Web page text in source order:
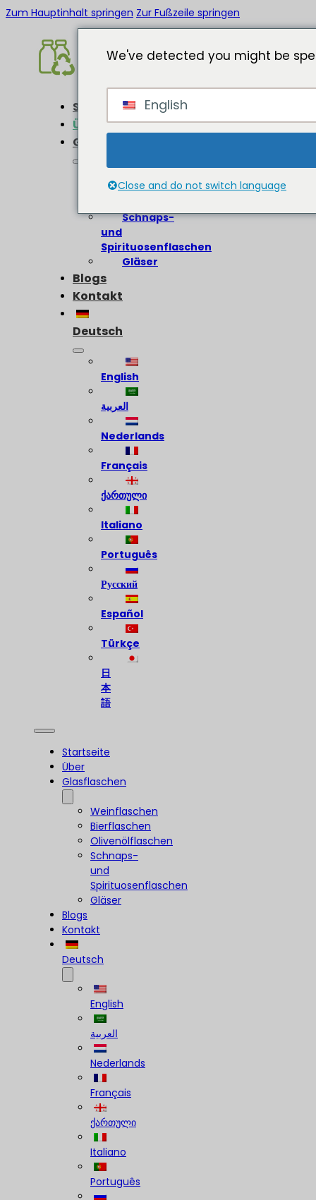
Zum Hauptinhalt springen Zur Fußzeile springen
Startseite
Über
Glasflaschen
Bierflaschen
Schnaps-
und
Spirituosenflaschen
Gläser
Blogs
Kontakt
Deutsch
English
العربية
Nederlands
Français
ქართული
Italiano
Português
Русский
Español
Türkçe
日
本
語
Startseite
Über
Glasflaschen
Weinflaschen
Bierflaschen
Olivenölflaschen
Schnaps-
und
Spirituosenflaschen
Gläser
Blogs
Kontakt
Deutsch
English
العربية
Nederlands
Français
ქართული
Italiano
Português
We've detected you might be
English
Close and do not switch language